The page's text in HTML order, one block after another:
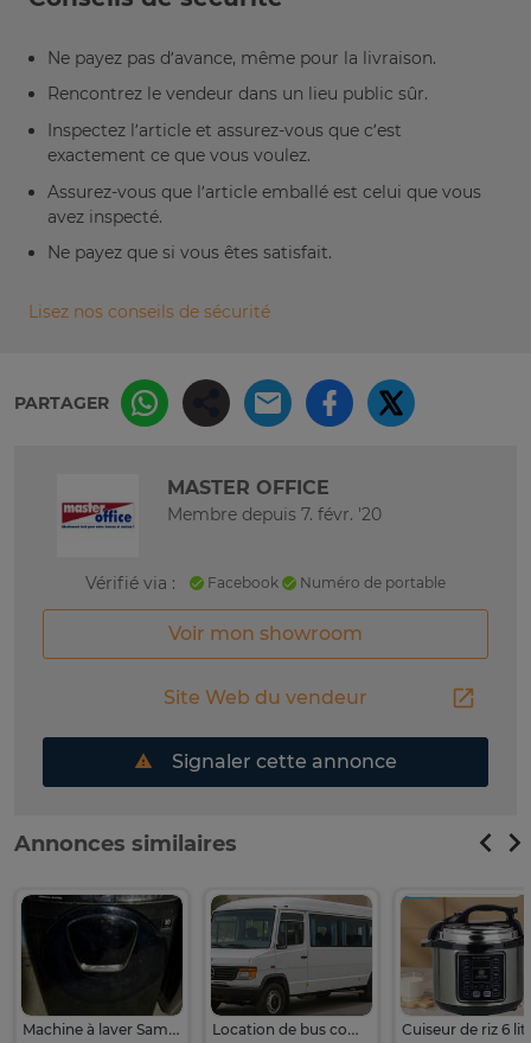
Ne payez pas d’avance, même pour la livraison.
Rencontrez le vendeur dans un lieu public sûr.
Inspectez l’article et assurez-vous que c’est
exactement ce que vous voulez.
Assurez-vous que l’article emballé est celui que vous
avez inspecté.
Ne payez que si vous êtes satisfait.
Lisez nos conseils de sécurité
PARTAGER
MASTER OFFICE
Membre depuis 7. févr. '20
Vérifié via : Facebook Numéro de portable
Voir mon showroom
Site Web du vendeur
Signaler cette annonce
Annonces similaires
Machine à laver Samsung de 23 kg Location de bus comfort 23 places avec chauffeur Cuiseur de riz 6